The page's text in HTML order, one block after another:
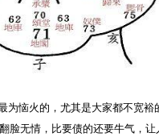
为恼火的，尤其是大家都不宽
脸无情，比要债的还要牛气，